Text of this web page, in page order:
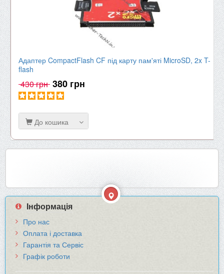
Адаптер CompactFlash CF під карту пам'яті MicroSD, 2x T-
flash
430 грн 380 грн
До кошика
Інформація
Про нас
Оплата і доставка
Гарантія та Сервіс
Графік роботи